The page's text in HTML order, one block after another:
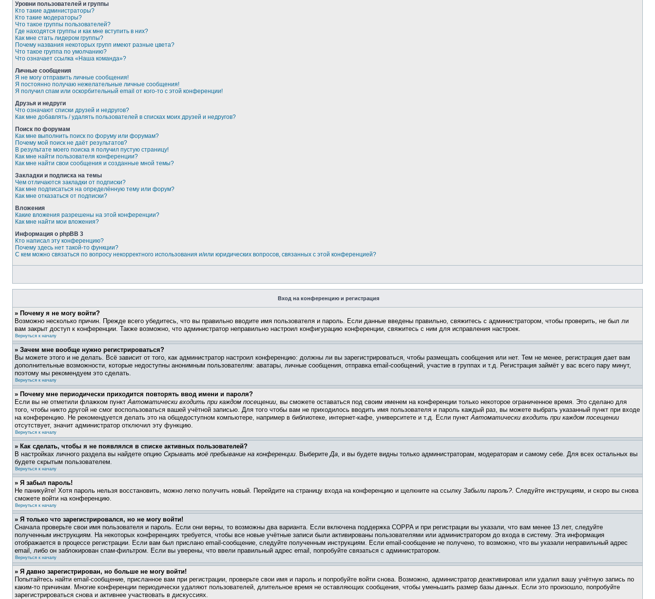
Уровни пользователей и группы
Кто такие администраторы?
Кто такие модераторы?
Что такое группы пользователей?
Где находятся группы и как мне вступить в них?
Как мне стать лидером группы?
Почему названия некоторых групп имеют разные цвета?
Что такое группа по умолчанию?
Что означает ссылка «Наша команда»?
Личные сообщения
Я не могу отправить личные сообщения!
Я постоянно получаю нежелательные личные сообщения!
Я получил спам или оскорбительный email от кого-то с этой конференции!
Друзья и недруги
Что означают списки друзей и недругов?
Как мне добавлять / удалять пользователей в списках моих друзей и недругов?
Поиск по форумам
Как мне выполнить поиск по форуму или форумам?
Почему мой поиск не даёт результатов?
В результате моего поиска я получил пустую страницу!
Как мне найти пользователя конференции?
Как мне найти свои сообщения и созданные мной темы?
Закладки и подписка на темы
Чем отличаются закладки от подписки?
Как мне подписаться на определённую тему или форум?
Как мне отказаться от подписки?
Вложения
Какие вложения разрешены на этой конференции?
Как мне найти мои вложения?
Информация о phpBB 3
Кто написал эту конференцию?
Почему здесь нет такой-то функции?
С кем можно связаться по вопросу некорректного использования и/или юридических вопросов, связанных с этой конференцией?
Вход на конференцию и регистрация
» Почему я не могу войти?
Возможно несколько причин. Прежде всего убедитесь, что вы правильно вводите имя пользователя и пароль. Если данные введены правильно, свяжитесь с администратором, чтобы проверить, не был ли
вам закрыт доступ к конференции. Также возможно, что администратор неправильно настроил конфигурацию конференции, свяжитесь с ним для исправления настроек.
Вернуться к началу
» Зачем мне вообще нужно регистрироваться?
Вы можете этого и не делать. Всё зависит от того, как администратор настроил конференцию: должны ли вы зарегистрироваться, чтобы размещать сообщения или нет. Тем не менее, регистрация дает вам
дополнительные возможности, которые недоступны анонимным пользователям: аватары, личные сообщения, отправка email-сообщений, участие в группах и т.д. Регистрация займёт у вас всего пару минут,
поэтому мы рекомендуем это сделать.
Вернуться к началу
» Почему мне периодически приходится повторять ввод имени и пароля?
Если вы не отметили флажком пунктАвтоматически входить при каждом посещении, вы сможете оставаться под своим именем на конференции только некоторое ограниченное время. Это сделано для
того, чтобы никто другой не смог воспользоваться вашей учётной записью. Для того чтобы вам не приходилось вводить имя пользователя и пароль каждый раз, вы можете выбрать указанный пункт при входе
на конференцию. Не рекомендуется делать это на общедоступном компьютере, например в библиотеке, интернет-кафе, университете и т.д. Если пунктАвтоматически входить при каждом посещении
отсутствует, значит администратор отключил эту функцию.
Вернуться к началу
» Как сделать, чтобы я не появлялся в списке активных пользователей?
В настройках личного раздела вы найдете опцию Скрывать моё пребывание на конференции. ВыберитеДа, и вы будете видны только администраторам, модераторам и самому себе. Для всех остальных вы
будете скрытым пользователем.
Вернуться к началу
» Я забыл пароль!
Не паникуйте! Хотя пароль нельзя восстановить, можно легко получить новый. Перейдите на страницу входа на конференцию и щелкните на ссылку Забыли пароль?. Следуйте инструкциям, и скоро вы снова
сможете войти на конференцию.
Вернуться к началу
» Я только что зарегистрировался, но не могу войти!
Сначала проверьте свои имя пользователя и пароль. Если они верны, то возможны два варианта. Если включена поддержка COPPA и при регистрации вы указали, что вам менее 13 лет, следуйте
полученным инструкциям. На некоторых конференциях требуется, чтобы все новые учётные записи были активированы пользователями или администратором до входа в систему. Эта информация
отображается в процессе регистрации. Если вам был прислано email-сообщение, следуйте полученным инструкциям. Если email-сообщение не получено, то возможно, что вы указали неправильный адрес
email, либо он заблокирован спам-фильтром. Если вы уверены, что ввели правильный адрес email, попробуйте связаться с администратором.
Вернуться к началу
» Я давно зарегистрирован, но больше не могу войти!
Попытайтесь найти email-сообщение, присланное вам при регистрации, проверьте свои имя и пароль и попробуйте войти снова. Возможно, администратор деактивировал или удалил вашу учётную запись по
каким-то причинам. Многие конференции периодически удаляют пользователей, длительное время не оставляющих сообщения, чтобы уменьшить размер базы данных. Если это произошло, попробуйте
зарегистрироваться снова и активнее участвовать в дискуссиях.